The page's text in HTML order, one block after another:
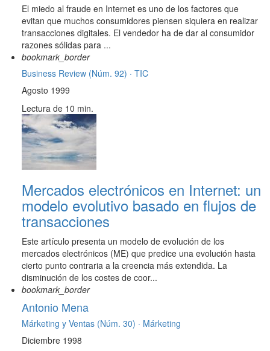
El miedo al fraude en Internet es uno de los factores que
evitan que muchos consumidores piensen siquiera en realizar
transacciones digitales. El vendedor ha de dar al consumidor
razones sólidas para ...
bookmark_border
Business Review (Núm. 92) · TIC
Agosto 1999
Lectura de 10 min.
Mercados electrónicos en Internet: un
modelo evolutivo basado en flujos de
transacciones
Este artículo presenta un modelo de evolución de los
mercados electrónicos (ME) que predice una evolución hasta
cierto punto contraria a la creencia más extendida. La
disminución de los costes de coor...
bookmark_border
Antonio Mena
Márketing y Ventas (Núm. 30) · Márketing
Diciembre 1998